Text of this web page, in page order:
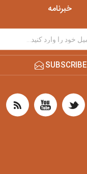
خبرنامه
SUBSCRIBE